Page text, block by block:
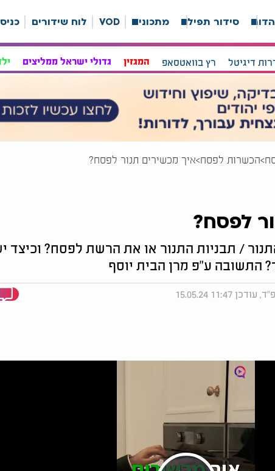
סידור תפילה מתכונים VOD לוח שידורים
דיגיטל רץ בוואטסאפ המגזין גדולי ישראל ממליצים
הכשרות לפסח איך מכשירים תנור לפסח?
לפסח?
/ תבניות התנור או את הרשת לפסח? וכיצד
התשובה ע"פ מרן הבית יוסף